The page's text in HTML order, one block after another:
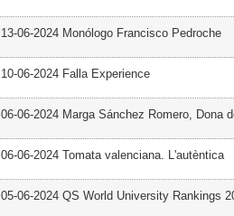
13-06-2024 Monólogo Francisco Pedroche
10-06-2024 Falla Experience
06-06-2024 Marga Sánchez Romero, Dona
06-06-2024 Tomata valenciana. L'autèntica
05-06-2024 QS World University Rankings